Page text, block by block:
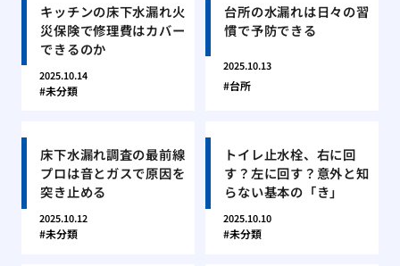
キッチンの床下水漏れ火
災保険で修理費はカバー
できるのか
2025.10.14
未分類
台所の水漏れは日々の習
慣で予防できる
2025.10.13
台所
床下水漏れ調査の最前線
プロは音とガスで原因を
突き止める
2025.10.12
未分類
トイレ止水栓、右に回
す？左に回す？意外と知
らない基本の「き」
2025.10.10
未分類